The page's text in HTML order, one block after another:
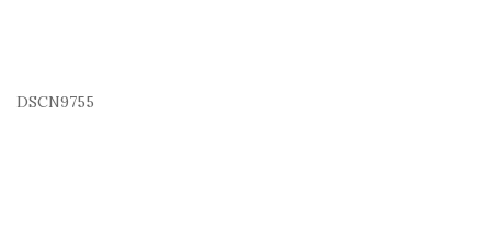
DSCN9755